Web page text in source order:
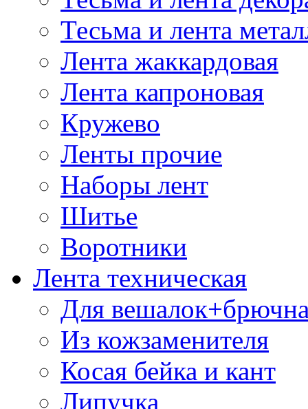
Тесьма и лента
Лента жаккардовая
Лента капроновая
Кружево
Ленты прочие
Наборы лент
Шитье
Воротники
Лента техническая
Для
Из кожзаменителя
Косая бейка и кант
Липучка